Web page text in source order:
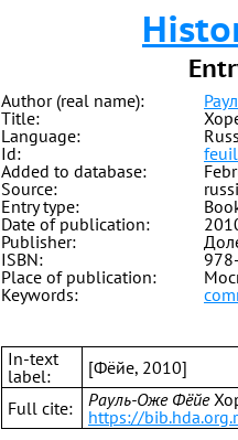
Author (real name):
Title:
Language:
Id:
Added to database:
Source:
Entry type:
Date of publication:
Publisher:
ISBN:
Place of publication:
Keywords:
In-text
label:
[Фёйе, 2010]
Full cite:
Рауль-Оже Фёйе
https://